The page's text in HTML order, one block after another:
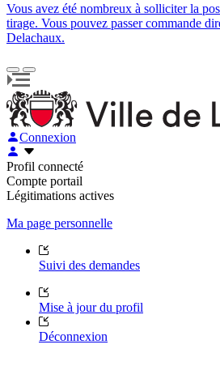
Vous avez été nombreux à solliciter la
tirage. Vous pouvez passer commande
Delachaux.
Connexion
Profil connecté
Compte portail
Légitimations actives
Ma page personnelle
Suivi des demandes
Mise à jour du profil
Déconnexion